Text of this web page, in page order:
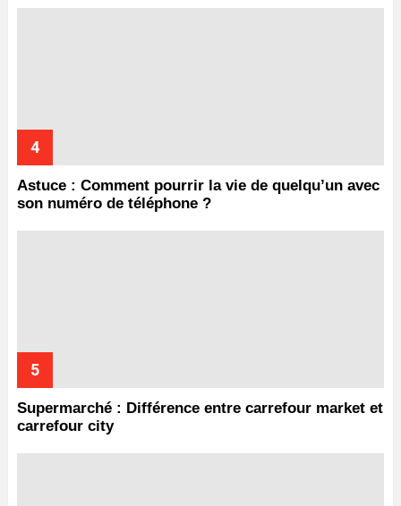
Astuce : Comment pourrir la vie de quelqu’un avec
son numéro de téléphone ?
Supermarché : Différence entre carrefour market et
carrefour city